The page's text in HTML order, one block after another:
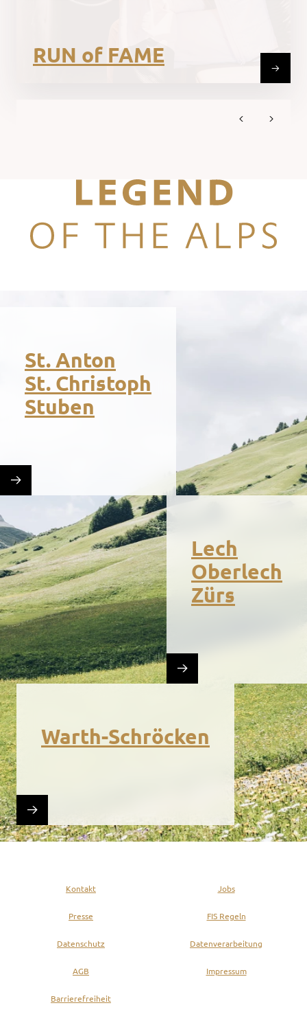
RUN of FAME
St. Anton
St. Christoph
Stuben
Lech
Oberlech
Zürs
Warth-Schröcken
Kontakt Jobs
Presse FIS Regeln
Datenschutz Datenverarbeitung
AGB Impressum
Barrierefreiheit